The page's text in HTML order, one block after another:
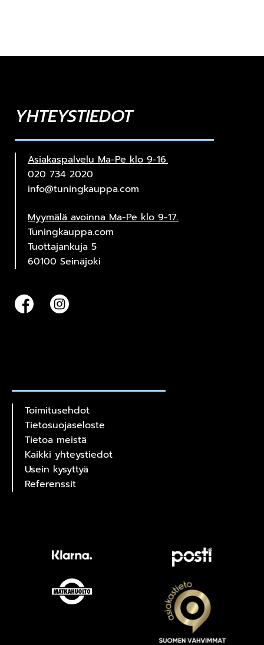
YHTEYSTIEDOT
Asiakaspalvelu Ma-Pe klo 9-16.
020 734 2020
info@tuningkauppa.com
Myymälä avoinna Ma-Pe klo 9-17.
Tuningkauppa.com
Tuottajankuja 5
60100 Seinäjoki
Toimitusehdot
Tietosuojaseloste
Tietoa meistä
Kaikki yhteystiedot
Usein kysyttyä
Referenssit